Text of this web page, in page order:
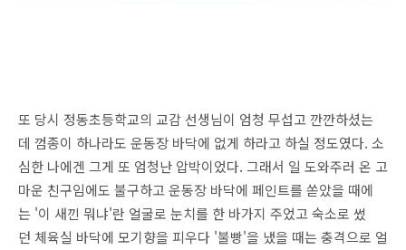
또 당시 정동초등학교의 교감 선생님이 엄청 무섭고 깐깐하셨는
데 껌종이 하나라도 운동장 바닥에 없게 하라고 하실 정도였다. 소
심한 나에겐 그게 또 엄청난 압박이었다. 그래서 일 도와주러 온 고
마운 친구임에도 불구하고 운동장 바닥에 페인트를 쏟았을 때에
는 '이 새낀 뭐냐'란 얼굴로 눈치를 한 바가지 주었고 숙소로 썼
던 체육실 바닥에 모기향을 피우다 '불빵'을 냈을 때는 충격으로 얼